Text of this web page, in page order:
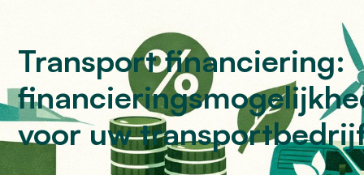
Transport financiering:
voor uw